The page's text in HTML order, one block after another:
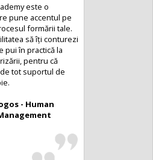
este o
pune accentul pe
formării tale.
să îți conturezi
pui în practică la
pentru că
tot suportul de
- Human